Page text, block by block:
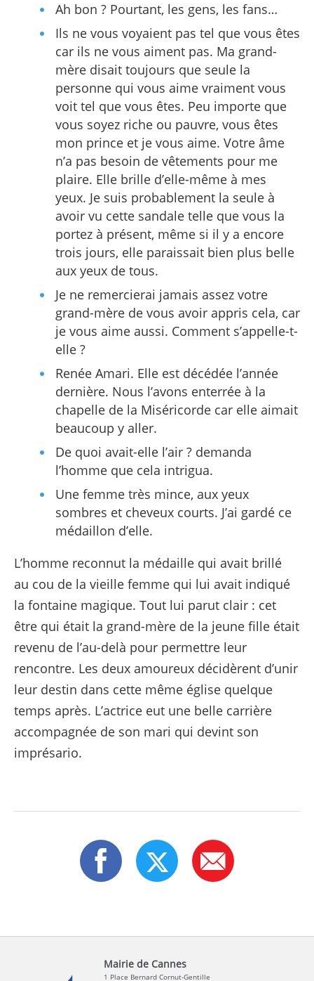
Ah bon ? Pourtant, les gens, les fans…
Ils ne vous voyaient pas tel que vous êtes
car ils ne vous aiment pas. Ma grand-
mère disait toujours que seule la
personne qui vous aime vraiment vous
voit tel que vous êtes. Peu importe que
vous soyez riche ou pauvre, vous êtes
mon prince et je vous aime. Votre âme
n’a pas besoin de vêtements pour me
plaire. Elle brille d’elle-même à mes
yeux. Je suis probablement la seule à
avoir vu cette sandale telle que vous la
portez à présent, même si il y a encore
trois jours, elle paraissait bien plus belle
aux yeux de tous.
Je ne remercierai jamais assez votre
grand-mère de vous avoir appris cela, car
je vous aime aussi. Comment s’appelle-t-
elle ?
Renée Amari. Elle est décédée l’année
dernière. Nous l’avons enterrée à la
chapelle de la Miséricorde car elle aimait
beaucoup y aller.
De quoi avait-elle l’air ? demanda
l’homme que cela intrigua.
Une femme très mince, aux yeux
sombres et cheveux courts. J’ai gardé ce
médaillon d’elle.
L’homme reconnut la médaille qui avait brillé
au cou de la vieille femme qui lui avait indiqué
la fontaine magique. Tout lui parut clair : cet
être qui était la grand-mère de la jeune fille était
revenu de l’au-delà pour permettre leur
rencontre. Les deux amoureux décidèrent d’unir
leur destin dans cette même église quelque
temps après. L’actrice eut une belle carrière
accompagnée de son mari qui devint son
imprésario.
Mairie de Cannes
1 Place Bernard Cornut-Gentille